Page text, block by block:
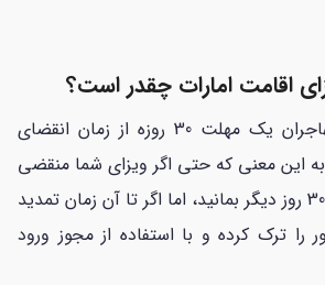
اقامت امارات چقدر است؟
مقامات امارات به مهاجران یک مهلت 30 روزه از زمان انقضای
این معنی که حتی اگر ویزای شما منقضی
شده باشد، می‌توانید 30 روز دیگر بمانید، اما اگر تا آن زمان تمدید
را ترک کرده و با استفاده از مجوز ورود